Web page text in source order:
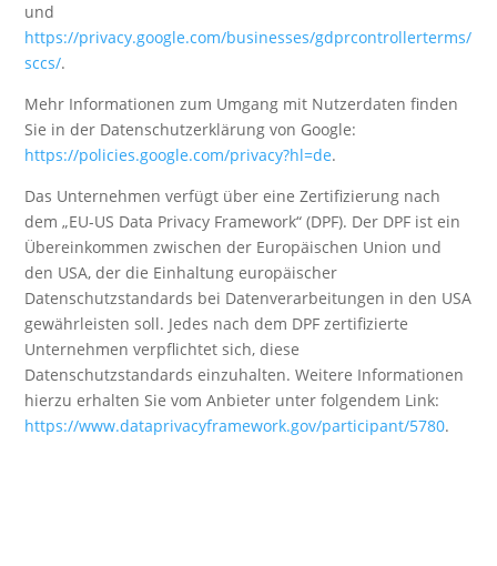
und
https://privacy.google.com/businesses/gdprcontrollerterms/
sccs/.
Mehr Informationen zum Umgang mit Nutzerdaten finden
Sie in der Datenschutzerklärung von Google:
https://policies.google.com/privacy?hl=de.
Das Unternehmen verfügt über eine Zertifizierung nach
dem „EU-US Data Privacy Framework“ (DPF). Der DPF ist ein
Übereinkommen zwischen der Europäischen Union und
den USA, der die Einhaltung europäischer
Datenschutzstandards bei Datenverarbeitungen in den USA
gewährleisten soll. Jedes nach dem DPF zertifizierte
Unternehmen verpflichtet sich, diese
Datenschutzstandards einzuhalten. Weitere Informationen
hierzu erhalten Sie vom Anbieter unter folgendem Link:
https://www.dataprivacyframework.gov/participant/5780.